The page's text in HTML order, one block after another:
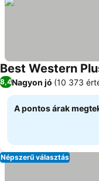
Best Western
8,4Nagyon jó (10 373
A pontos árak
Népszerű választás